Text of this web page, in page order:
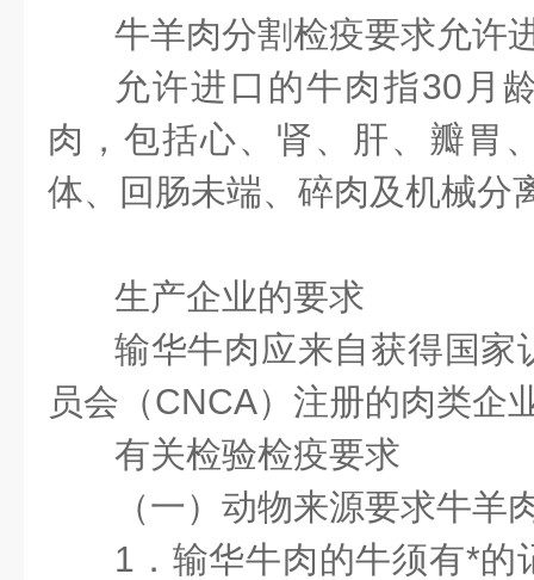
牛羊肉分割检疫要求允许
允许进口的牛肉指30月
肉，包括心、肾、肝、瓣胃
体、回肠未端、碎肉及机械分
生产企业的要求
输华牛肉应来自获得国家
员会（CNCA）注册的肉类企
有关检验检疫要求
（一）动物来源要求牛羊
1．输华牛肉的牛须有*的